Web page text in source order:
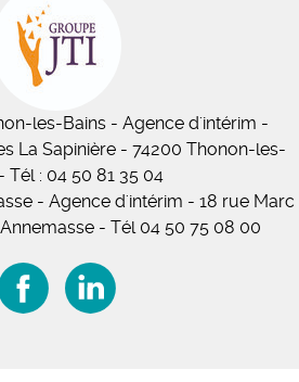
les-Bains - Agence d'intérim -
La Sapinière - 74200 Thonon-les-
- Tél : 04 50 81 35 04
- Agence d'intérim - 18 rue Marc
- Tél 04 50 75 08 00